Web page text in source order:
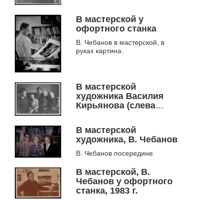
В мастерской у
офортного станка
В. Чебанов в мастерской, в
руках картина.
В мастерской
художника Василия
Кирьянова (слева
Поротников, Григорян,
Кирьянов, Юртаев)
В мастерской
художника, В. Чебанов
В. Чебанов посередине.
В мастерской, В.
Чебанов у офортного
станка, 1983 г.